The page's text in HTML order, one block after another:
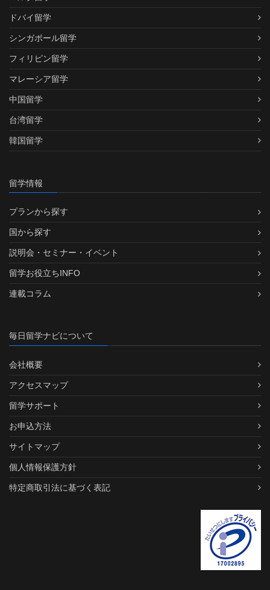
ドバイ留学
シンガポール留学
フィリピン留学
マレーシア留学
中国留学
台湾留学
韓国留学
留学情報
プランから探す
国から探す
説明会・セミナー・イベント
留学お役立ちINFO
連載コラム
毎日留学ナビについて
会社概要
アクセスマップ
留学サポート
お申込方法
サイトマップ
個人情報保護方針
特定商取引法に基づく表記